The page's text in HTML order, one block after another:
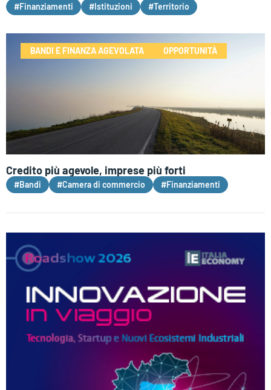
#Finanziamenti #Istituzioni #Territorio
BANDI E FINANZA AGEVOLATA OPPORTUNITÀ
Credito più agevole, imprese più forti
#Bandi #Camera di commercio #Finanziamenti